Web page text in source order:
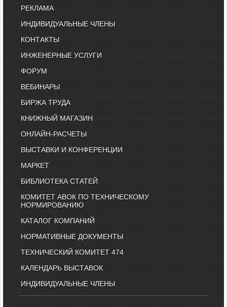
РЕКЛАМА
ИНДИВИДУАЛЬНЫЕ ЧЛЕНЫ
КОНТАКТЫ
ИНЖЕНЕРНЫЕ УСЛУГИ
ФОРУМ
ВЕБИНАРЫ
БИРЖА ТРУДА
КНИЖНЫЙ МАГАЗИН
ОНЛАЙН-РАСЧЕТЫ
ВЫСТАВКИ И КОНФЕРЕНЦИИ
МАРКЕТ
БИБЛИОТЕКА СТАТЕЙ
КОМИТЕТ АВОК ПО ТЕХНИЧЕСКОМУ
НОРМИРОВАНИЮ
КАТАЛОГ КОМПАНИЙ
НОРМАТИВНЫЕ ДОКУМЕНТЫ
ТЕХНИЧЕСКИЙ КОМИТЕТ 474
КАЛЕНДАРЬ ВЫСТАВОК
ИНДИВИДУАЛЬНЫЕ ЧЛЕНЫ